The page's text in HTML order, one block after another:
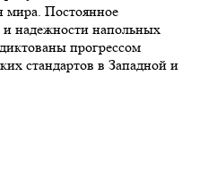
мира. Постоянное
и надежности напольных
прогрессом
стандартов в Западной и